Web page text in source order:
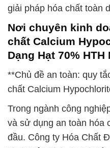
giải pháp hóa chất toàn
Nơi chuyên kinh
chất Calcium
Dạng Hạt 70%
**Chủ đề an toàn: quy
chất Calcium
Trong ngành công
và sử dụng an toàn hóa
đầu. Công ty Hóa Chất